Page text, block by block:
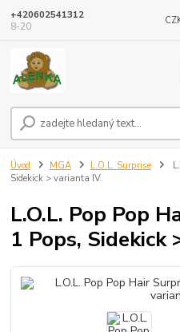
+420602541312
8-20
Úvod MGA L.O.L. Surprise
Sidekick > varianta IV.
L.O.L. Pop Pop
1 Pops, Sidekick